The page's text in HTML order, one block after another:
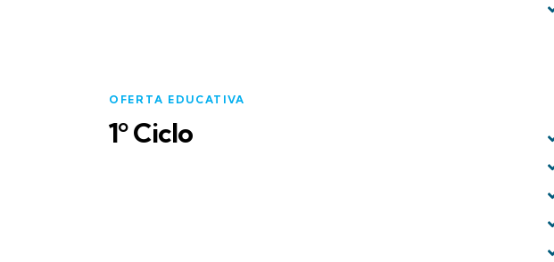
OFERTA EDUCATIVA
1º Ciclo